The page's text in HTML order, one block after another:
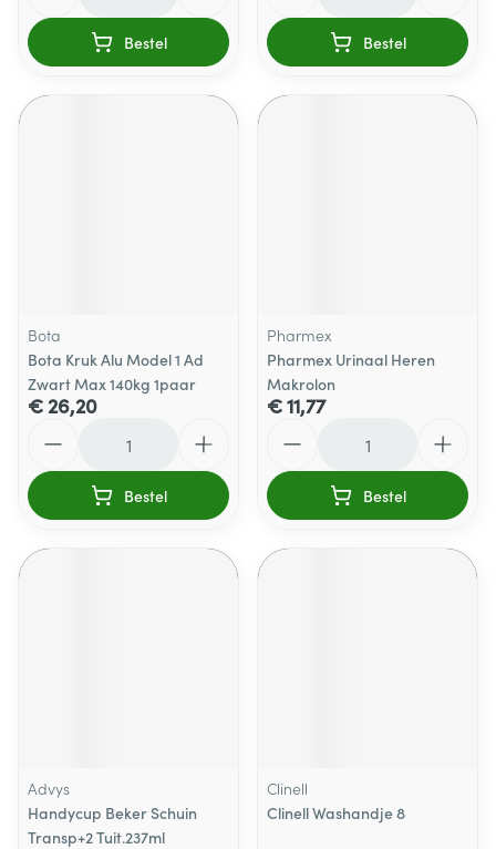
Bestel Bestel
Bota
Bota Kruk Alu Model 1 Ad
Zwart Max 140kg 1paar
€ 26,20
Bestel
Pharmex
Pharmex Urinaal Heren
Makrolon
€ 11,77
Bestel
Advys
Handycup Beker Schuin
Transp+2 Tuit.237ml
Clinell
Clinell Washandje 8